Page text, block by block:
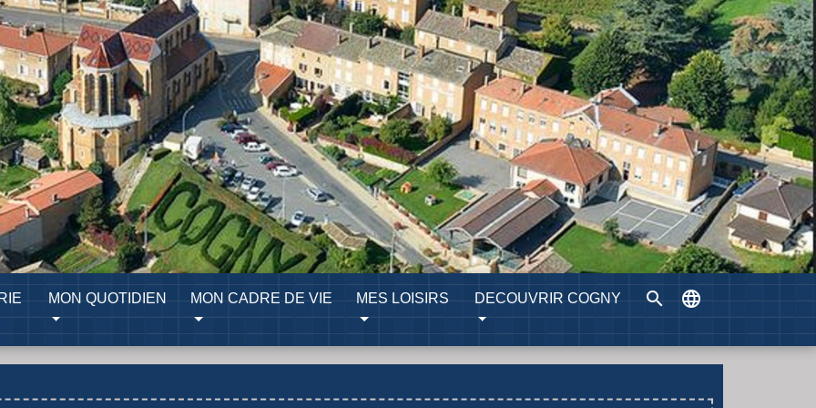
MON QUOTIDIEN MON CADRE DE VIE MES LOISIRS DECOUVRIR COGNY search language